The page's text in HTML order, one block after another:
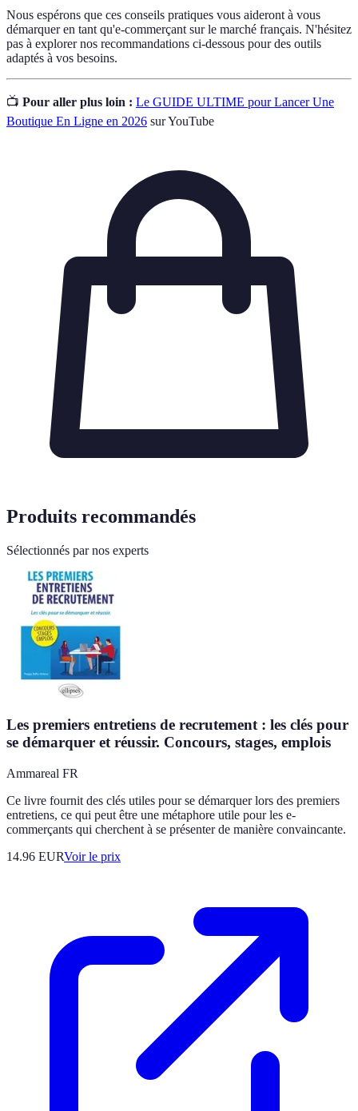
Nous espérons que ces conseils pratiques vous aideront à vous
démarquer en tant qu'e-commerçant sur le marché français. N'hésitez
pas à explorer nos recommandations ci-dessous pour des outils
adaptés à vos besoins.
📺 Pour aller plus loin : Le GUIDE ULTIME pour Lancer Une
Boutique En Ligne en 2026 sur YouTube
Produits recommandés
Sélectionnés par nos experts
Les premiers entretiens de recrutement : les clés pour
se démarquer et réussir. Concours, stages, emplois
Ammareal FR
Ce livre fournit des clés utiles pour se démarquer lors des premiers
entretiens, ce qui peut être une métaphore utile pour les e-
commerçants qui cherchent à se présenter de manière convaincante.
14.96 EURVoir le prix